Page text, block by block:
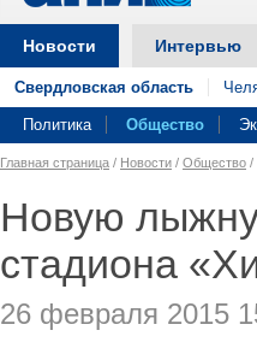
Новости Интервью
Свердловская область
Политика Общество
Главная страница / Новости / Общество /
Новую
стадиона
26 февраля 2015